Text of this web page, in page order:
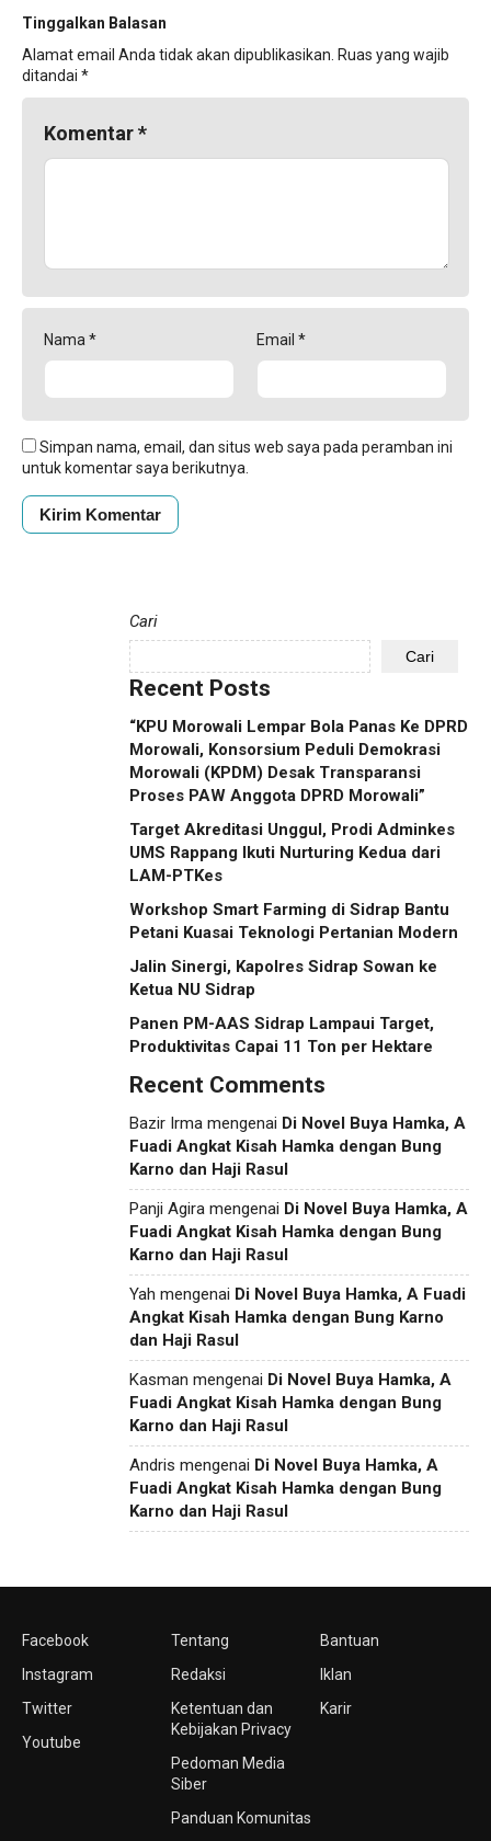
Tinggalkan Balasan
Alamat email Anda tidak akan dipublikasikan. Ruas yang wajib
ditandai *
Komentar*
Nama * Email *
Simpan nama, email, dan situs web saya pada peramban ini
untuk komentar saya berikutnya.
Cari
Cari
Recent Posts
“KPU Morowali Lempar Bola Panas Ke DPRD
Morowali, Konsorsium Peduli Demokrasi
Morowali (KPDM) Desak Transparansi
Proses PAW Anggota DPRD Morowali”
Target Akreditasi Unggul, Prodi Adminkes
UMS Rappang Ikuti Nurturing Kedua dari
LAM-PTKes
Workshop Smart Farming di Sidrap Bantu
Petani Kuasai Teknologi Pertanian Modern
Jalin Sinergi, Kapolres Sidrap Sowan ke
Ketua NU Sidrap
Panen PM-AAS Sidrap Lampaui Target,
Produktivitas Capai 11 Ton per Hektare
Recent Comments
Bazir Irma mengenai Di Novel Buya Hamka, A
Fuadi Angkat Kisah Hamka dengan Bung
Karno dan Haji Rasul
Panji Agira mengenai Di Novel Buya Hamka, A
Fuadi Angkat Kisah Hamka dengan Bung
Karno dan Haji Rasul
Yah mengenai Di Novel Buya Hamka, A Fuadi
Angkat Kisah Hamka dengan Bung Karno
dan Haji Rasul
Kasman mengenai Di Novel Buya Hamka, A
Fuadi Angkat Kisah Hamka dengan Bung
Karno dan Haji Rasul
Andris mengenai Di Novel Buya Hamka, A
Fuadi Angkat Kisah Hamka dengan Bung
Karno dan Haji Rasul
Facebook
Instagram
Twitter
Youtube
Tentang
Redaksi
Ketentuan dan
Kebijakan Privacy
Pedoman Media
Siber
Panduan Komunitas
Bantuan
Iklan
Karir